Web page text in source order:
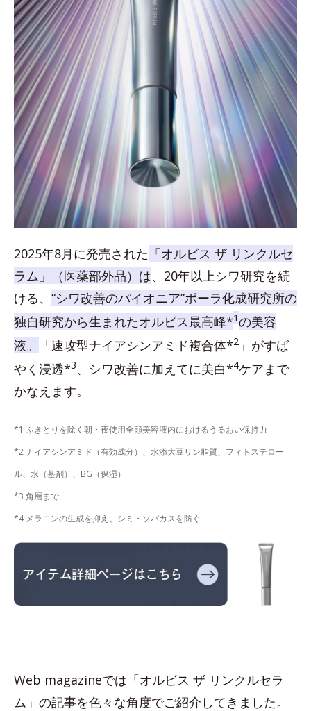
2025年8月に発売された 「オルビス ザ リンクルセ
ラム」（医薬部外品）は、20年以上シワ研究を続
ける、 “シワ改善のパイオニア”ポーラ化成研究所の
独自研究から生まれたオルビス最高峰*1の美容
液。
「速攻型ナイアシンアミド複合体*2 」がすば
やく浸透*3、シワ改善に加えてに美白*4ケアまで
かなえます。
*1 ふきとりを除く朝・夜使用全顔美容液内におけるうるおい保持力
*2 ナイアシンアミド（有効成分）、水添大豆リン脂質、フィトステロー
ル、水（基剤）、BG（保湿）
*3 角層まで
*4 メラニンの生成を抑え、シミ・ソバカスを防ぐ
Web magazineでは「オルビス ザ リンクルセラ
ム」の記事を色々な角度でご紹介してきました。